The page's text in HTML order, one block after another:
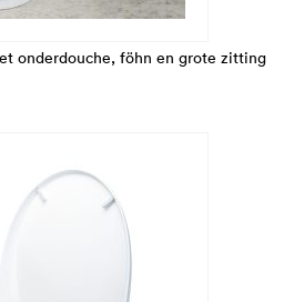
onderdouche, föhn en grote zitting